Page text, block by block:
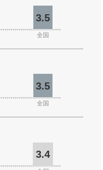
3.5
全国
3.5
全国
3.4